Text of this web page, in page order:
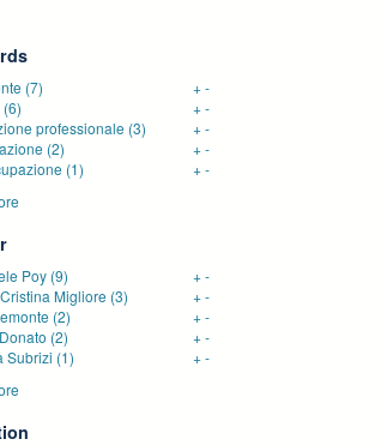
(7) +-
(6) +-
professionale (3) +-
(2) +-
(1) +-
Poy (9) +-
Migliore (3) +-
(2) +-
(2) +-
Subrizi (1) +-